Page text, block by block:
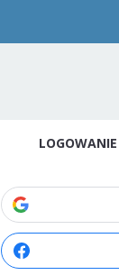
LOGOWANIE